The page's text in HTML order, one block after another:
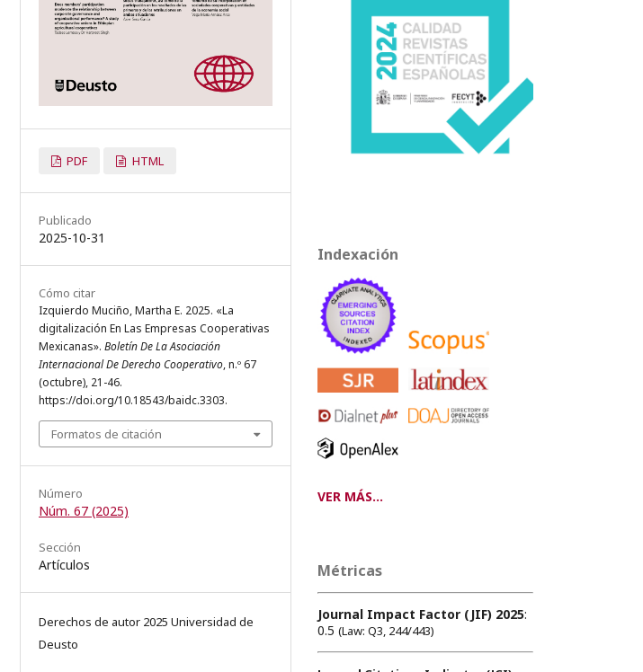
PDF HTML
Publicado
2025-10-31
Cómo citar
Izquierdo Muciño, Martha E. 2025. «La
digitalización En Las Empresas Cooperativas
Mexicanas». Boletín De La Asociación
Internacional De Derecho Cooperativo, n.º 67
(octubre), 21-46.
https://doi.org/10.18543/baidc.3303.
Formatos de citación
Número
Núm. 67 (2025)
Sección
Artículos
Derechos de autor 2025 Universidad de
Deusto
Indexación
VER MÁS...
Métricas
Journal Impact Factor (JIF) 2025:
0.5 (Law: Q3, 244/443)